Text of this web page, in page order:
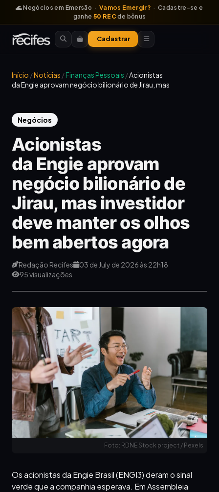
🌊 Negócios em Emersão · Vamos Emergir? · Cadastre-se e
ganhe50 RECde bônus
Cadastrar
Início /Notícias /Finanças Pessoais /Acionistas
da Engie aprovam negócio bilionário de Jirau, mas
Negócios
Acionistas
da Engie aprovam
negócio bilionário de
Jirau, mas investidor
deve manter os olhos
bem abertos agora
Redação Recifes
03 de July de 2026 às 22h18
95 visualizações
Foto: RDNE Stock project / Pexels
Os acionistas da Engie Brasil (ENGI3) deram o sinal
verde que a companhia esperava. Em Assembleia